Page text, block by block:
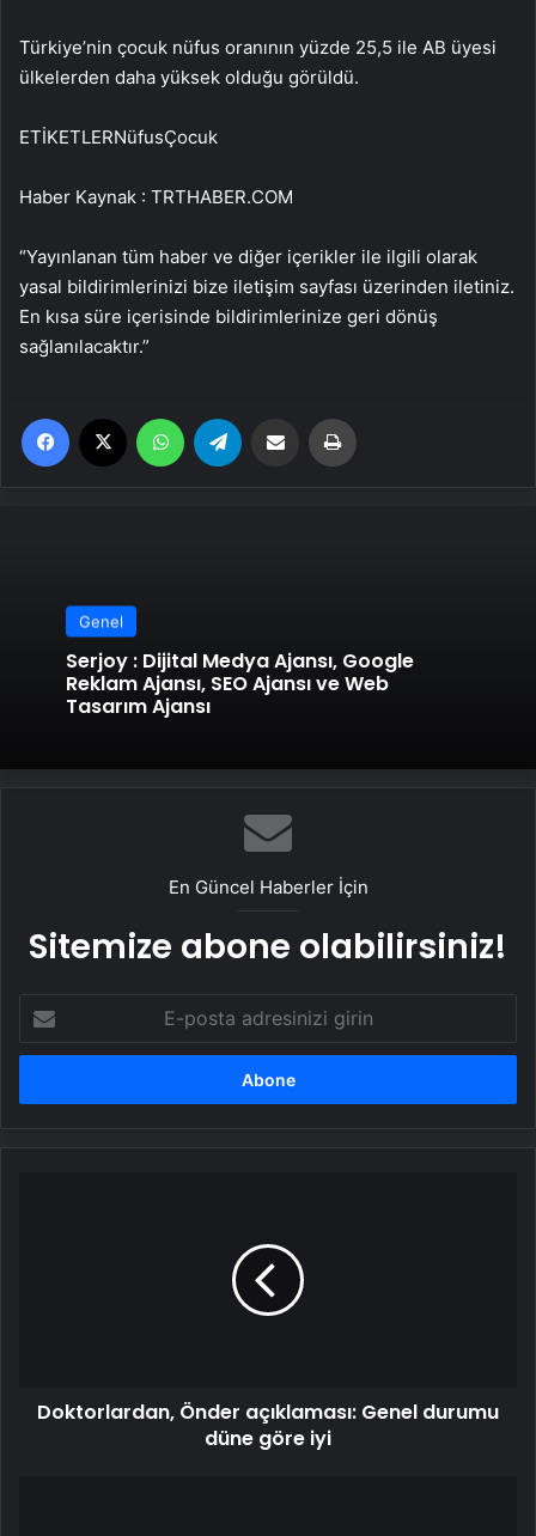
Türkiye’nin çocuk nüfus oranının yüzde 25,5 ile AB üyesi
ülkelerden daha yüksek olduğu görüldü.
ETİKETLERNüfusÇocuk
Haber Kaynak : TRTHABER.COM
“Yayınlanan tüm haber ve diğer içerikler ile ilgili olarak
yasal bildirimlerinizi bize iletişim sayfası üzerinden iletiniz.
En kısa süre içerisinde bildirimlerinize geri dönüş
sağlanılacaktır.”
Facebook WhatsApp Email'den paylaş
Genel
Serjoy : Dijital Medya Ajansı, Google
Reklam Ajansı, SEO Ajansı ve Web
Tasarım Ajansı
En Güncel Haberler İçin
Sitemize abone olabilirsiniz!
posta
adresinizi
Doktorlardan, Önder açıklaması: Genel durumu
düne göre iyi